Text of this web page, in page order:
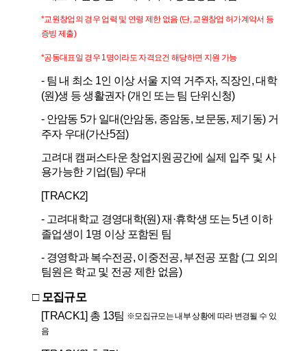
*교원창업의 경우 업력 및 연령 제한 없음(단,교원창업 허가계약서 등
증빙 제출)
*공동대표일 경우 1명이라도 자격요건 해당하면 지원 가능
- 팀 내 최소 1인 이상 서울 지역 거주자, 직장인,대학
(원)생 등 생활권자 (개인 또는 팀 단위신청)
- 안암동5가 일대 (안암동, 종암동, 보문동,제기동) 거
주자 우대 (가산5점)
고려대 캠퍼스타운 창업지원공간에 실제 입주 및 사
용가능한 기업(팀) 우대
[TRACK2]
- 고려대학교 경영대학(원)재 ·휴학생 또는5년 이하
졸업생이 1명 이상 포함된 팀
- 경영학과 복수전공, 이중전공, 부전공 포함 (그 외의
팀원은 학교 및 전공 제한 없음)
□ 모집규모
[TRACK1] 총 13팀 ※모집규모는 내부 상황에 따라 변경될 수 있
음